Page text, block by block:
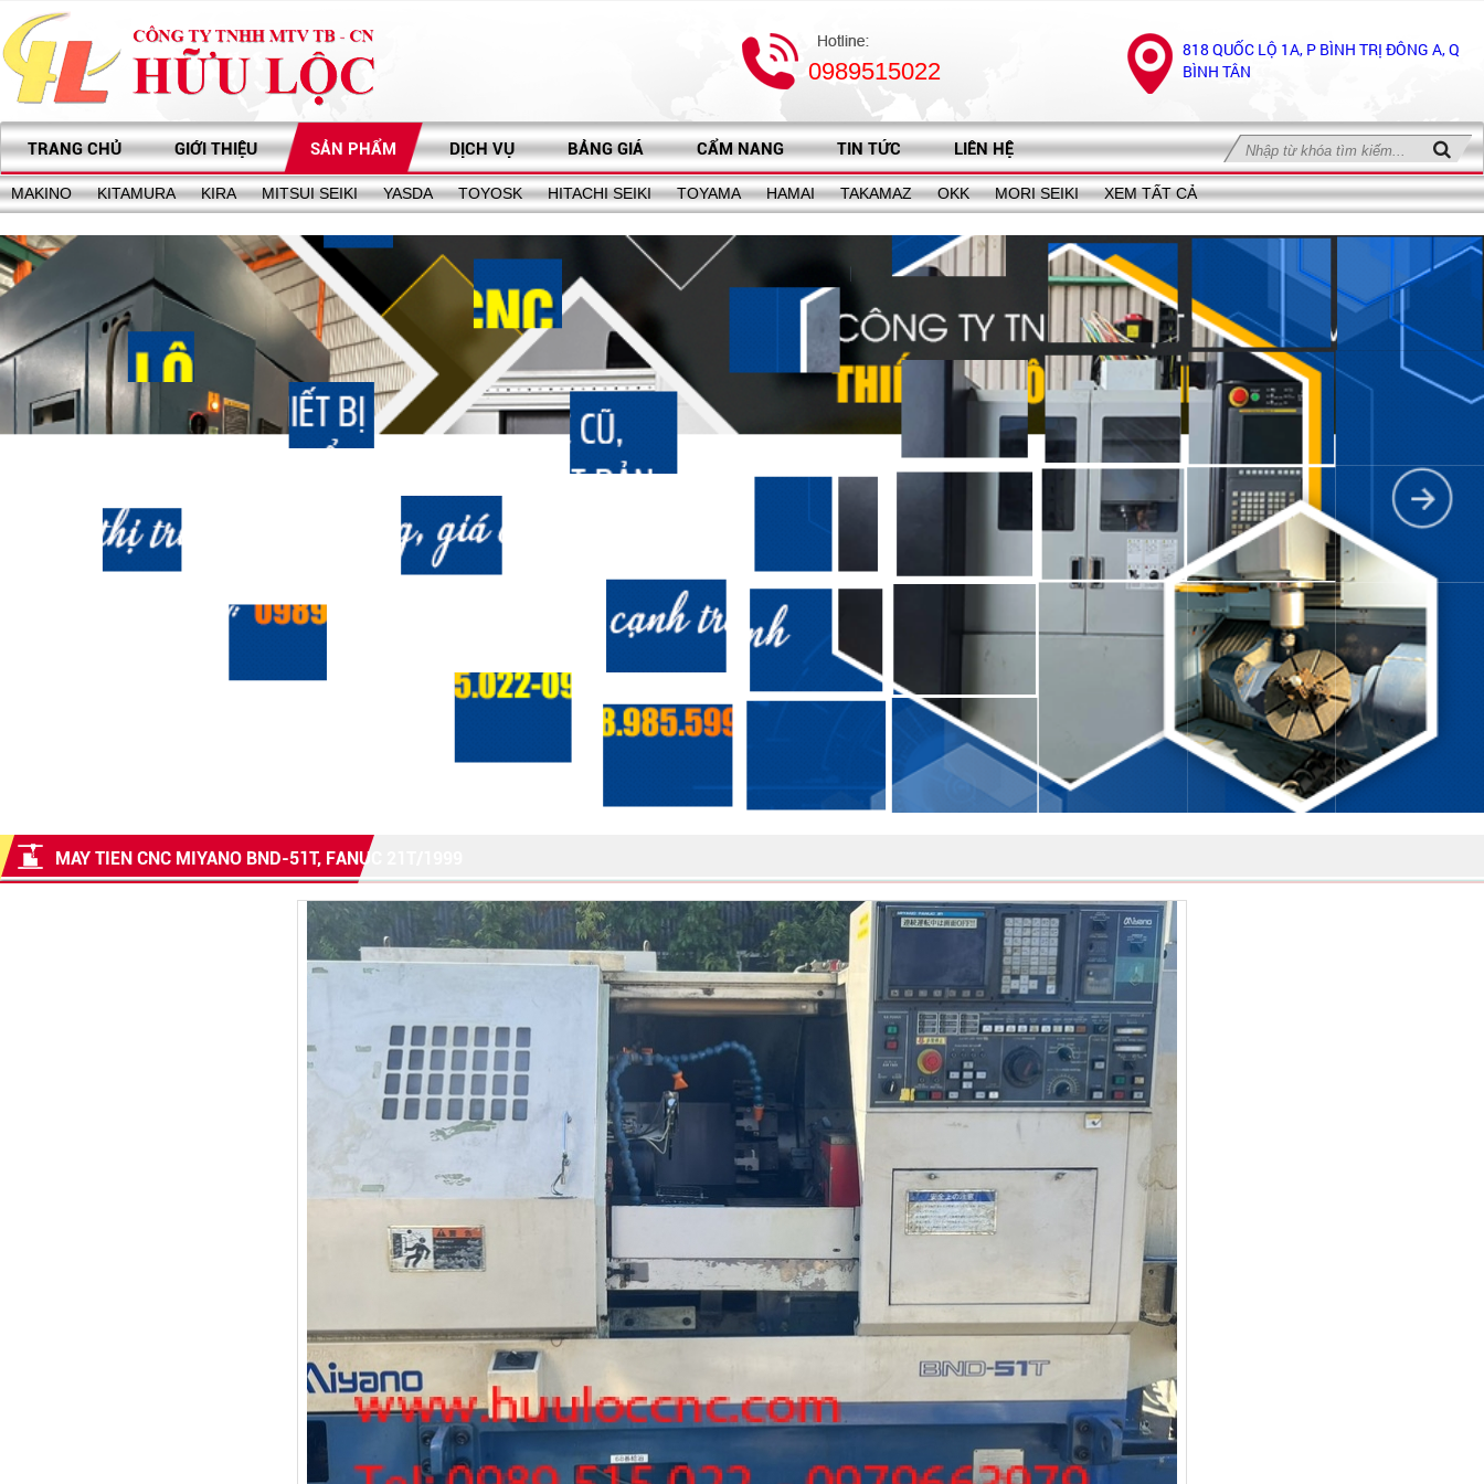
0989515022
818 QUỐC LỘ 1A, P BÌNH TRỊ ĐÔNG A, Q
BÌNH TÂN
TRANG CHỦ GIỚI THIỆU SẢN PHẨM DỊCH VỤ BẢNG GIÁ CẨM NANG TIN TỨC LIÊN HỆ
MAKINO KITAMURA KIRA MITSUI SEIKI YASDA TOYOSK HITACHI SEIKI TOYAMA HAMAI TAKAMAZ OKK MORI SEIKI XEM TẤT CẢ
MAY TIEN CNC MIYANO BND-51T, FANUC 21T/1999